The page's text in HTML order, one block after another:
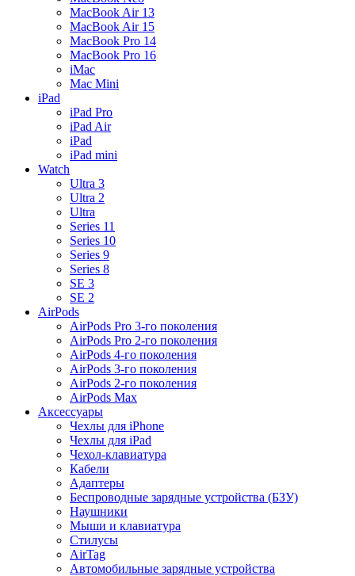
MacBook Air 13
MacBook Air 15
MacBook Pro 14
MacBook Pro 16
iMac
Mac Mini
iPad
iPad Pro
iPad Air
iPad
iPad mini
Watch
Ultra 3
Ultra 2
Ultra
Series 11
Series 10
Series 9
Series 8
SE 3
SE 2
AirPods
AirPods Pro 3-го поколения
AirPods Pro 2-го поколения
AirPods 4-го поколения
AirPods 3-го поколения
AirPods 2-го поколения
AirPods Max
Аксессуары
Чехлы для iPhone
Чехлы для iPad
Чехол-клавиатура
Кабели
Адаптеры
Беспроводные зарядные устройства (БЗУ)
Наушники
Мыши и клавиатура
Стилусы
AirTag
Автомобильные зарядные устройства